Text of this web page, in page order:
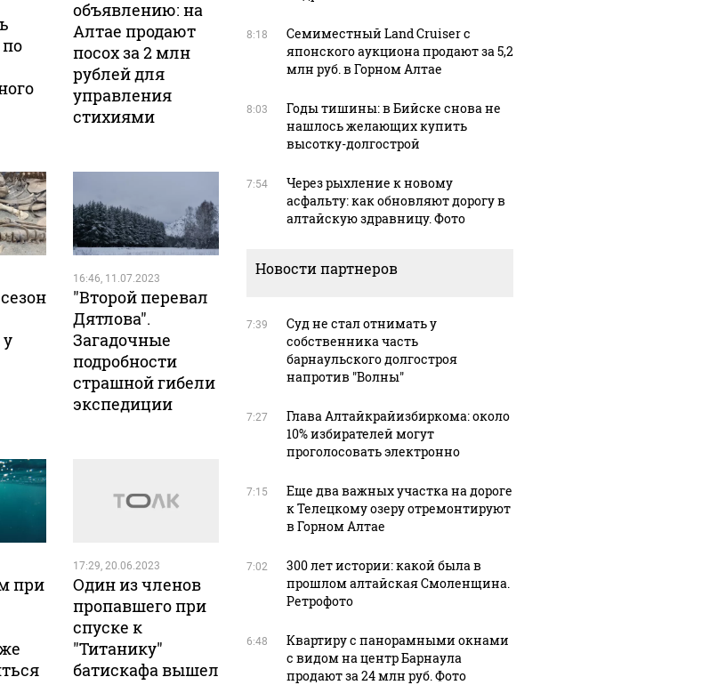
объявлению: на
Алтае продают
посох за 2 млн
рублей для
управления
стихиями
16:46, 11.07.2023
"Второй перевал
Дятлова".
Загадочные
подробности
страшной гибели
экспедиции
при
17:29, 20.06.2023
Один из членов
пропавшего при
спуске к
"Титанику"
батискафа вышел
8:18
Семиместный Land Cruiser с
японского аукциона продают за 5,2
млн руб. в Горном Алтае
8:03
Годы тишины: в Бийске снова не
нашлось желающих купить
высотку-долгострой
7:54
Через рыхление к новому
асфальту: как обновляют дорогу в
алтайскую здравницу. Фото
Новости партнеров
7:39
Суд не стал отнимать у
собственника часть
барнаульского долгостроя
напротив "Волны"
7:27
Глава Алтайкрайизбиркома: около
10% избирателей могут
проголосовать электронно
7:15
Еще два важных участка на дороге
к Телецкому озеру отремонтируют
в Горном Алтае
7:02
300 лет истории: какой была в
прошлом алтайская Смоленщина.
Ретрофото
6:48
Квартиру с панорамными окнами
с видом на центр Барнаула
продают за 24 млн руб. Фото